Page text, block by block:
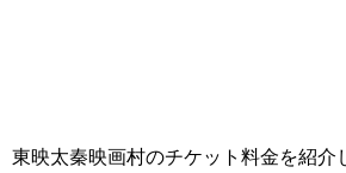
東映太秦映画村のチケット料金を紹介